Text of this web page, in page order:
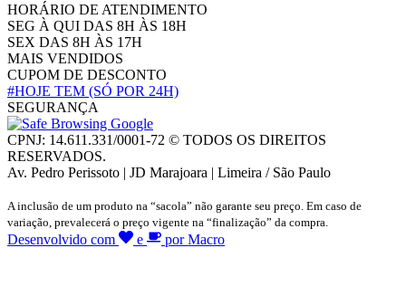
HORÁRIO DE ATENDIMENTO
SEG À QUI DAS 8H ÀS 18H
SEX DAS 8H ÀS 17H
MAIS VENDIDOS
CUPOM DE DESCONTO
#HOJE TEM (SÓ POR 24H)
SEGURANÇA
CPNJ: 14.611.331/0001-72 © TODOS OS DIREITOS
RESERVADOS.
Av. Pedro Perissoto | JD Marajoara | Limeira / São Paulo
A inclusão de um produto na “sacola” não garante seu preço. Em caso de
variação, prevalecerá o preço vigente na “finalização” da compra.
Desenvolvido com e por Macro